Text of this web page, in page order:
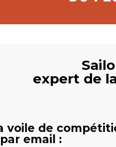
expert de
voile de
email :